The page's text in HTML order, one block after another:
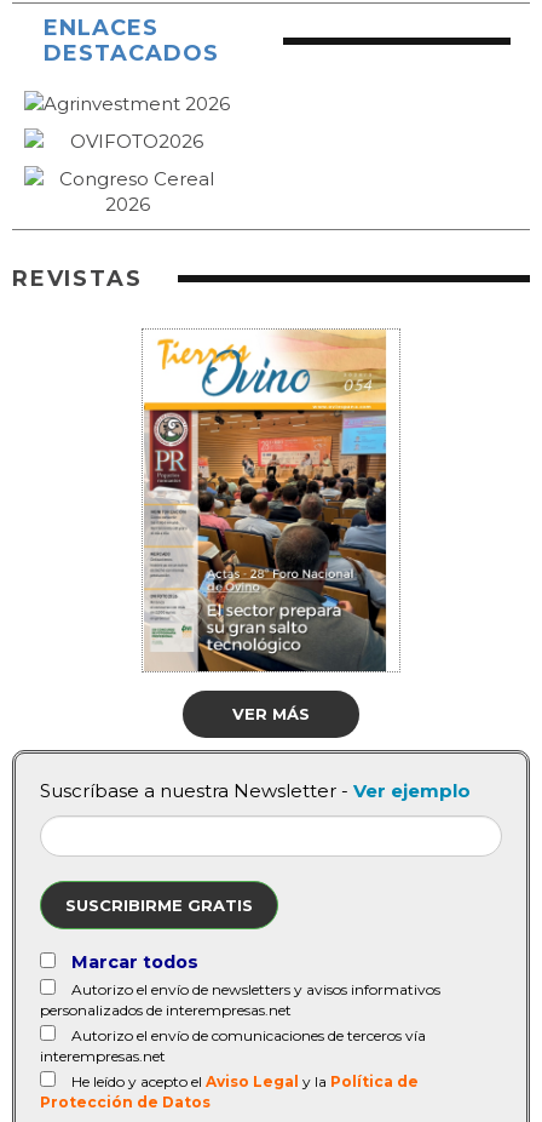
ENLACES
DESTACADOS
REVISTAS
VER MÁS
Suscríbase a nuestra Newsletter - Ver ejemplo
SUSCRIBIRME GRATIS
Marcar todos
Autorizo el envío de newsletters y avisos informativos
personalizados de interempresas.net
Autorizo el envío de comunicaciones de terceros vía
interempresas.net
He leído y acepto el Aviso Legal y la Política de
Protección de Datos